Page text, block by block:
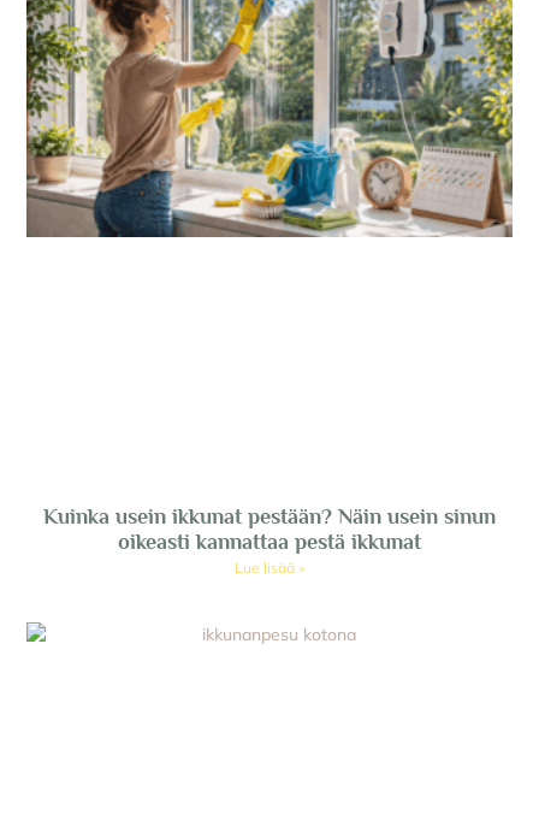
Kuinka usein ikkunat pestään? Näin usein sinun
oikeasti kannattaa pestä ikkunat
Lue lisää »